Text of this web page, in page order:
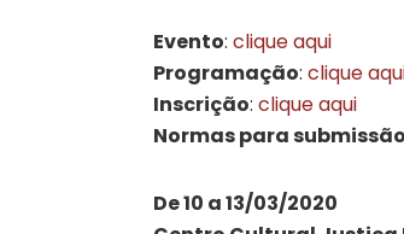
Evento: clique aqui
Programação: clique
Inscrição: clique aqui
Normas para
De 10 a 13/03/2020